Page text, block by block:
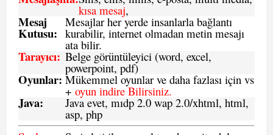
kısa mesaj,
Mesaj
Kutusu:
Mesajlar her yerde insanlarla bağlantı
kurabilir, internet olmadan metin mesajı
ata bilir.
Tarayıcı: Belge görüntüleyici (word, excel,
powerpoint, pdf)
Oyunlar: Mükemmel oyunlar ve daha fazlası için vs
+ oyun indire Bilirsiniz.
Java: Java evet, mıdp 2.0 wap 2.0/xhtml, html,
asp, php